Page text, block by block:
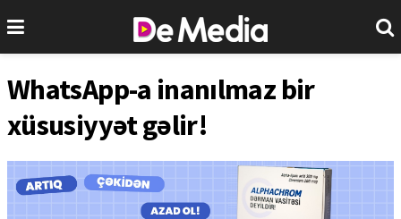
WhatsApp-a inanılmaz bir
xüsusiyyət gəlir!